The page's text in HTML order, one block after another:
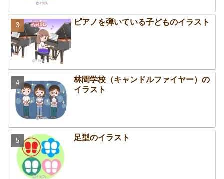
ピアノを弾いている子どものイラスト
林間学校（キャンドルファイヤー）の
イラスト
足型のイラスト